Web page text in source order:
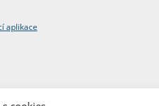
aplikace